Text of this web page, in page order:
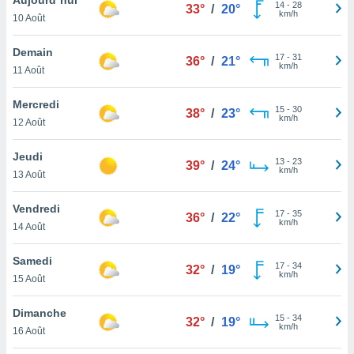
et
»,
au
vous
qu'ils
ou
le
ainsi
un
la
du
10 Août
33° / 20° 14- 28
km/h
Demain
11 Août
36° / 21° 17- 31
km/h
Mercredi
12 Août
38° / 23° 15- 30
km/h
Jeudi
13 Août
39° / 24° 13- 23
km/h
Vendredi
14 Août
36° / 22° 17- 35
km/h
Samedi
15 Août
32° / 19° 17- 34
km/h
Dimanche
16 Août
32° / 19° 15- 34
km/h